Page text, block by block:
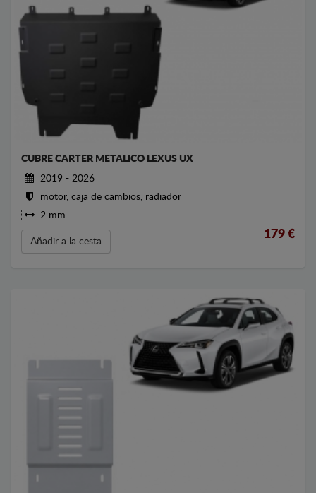
CUBRE CARTER METALICO LEXUS UX
2019 - 2026
motor, caja de cambios, radiador
2 mm
Añadir a la cesta
179 €